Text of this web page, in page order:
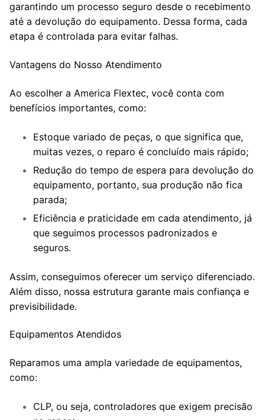
garantindo um processo seguro desde o recebimento
até a devolução do equipamento. Dessa forma, cada
etapa é controlada para evitar falhas.
Vantagens do Nosso Atendimento
Ao escolher a America Flextec, você conta com
benefícios importantes, como:
Estoque variado de peças, o que significa que,
muitas vezes, o reparo é concluído mais rápido;
Redução do tempo de espera para devolução do
equipamento, portanto, sua produção não fica
parada;
Eficiência e praticidade em cada atendimento, já
que seguimos processos padronizados e
seguros.
Assim, conseguimos oferecer um serviço diferenciado.
Além disso, nossa estrutura garante mais confiança e
previsibilidade.
Equipamentos Atendidos
Reparamos uma ampla variedade de equipamentos,
como:
CLP, ou seja, controladores que exigem precisão